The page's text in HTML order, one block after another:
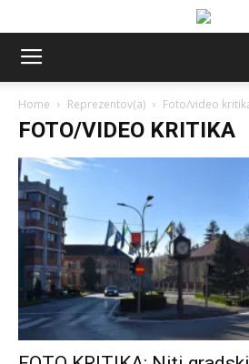
Home Reprezentov(a) Foto/video
FOTO/VIDEO KRITIKA